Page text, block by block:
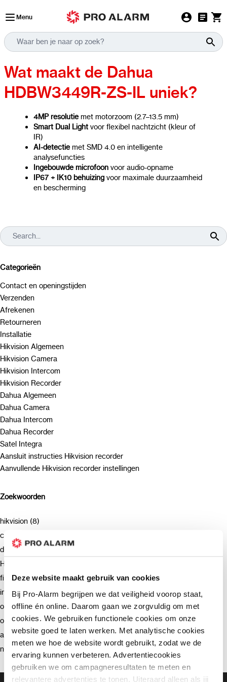
Deze website maakt gebruik van cookies
Bij Pro-Alarm begrijpen we dat veiligheid voorop staat,
offline én online. Daarom gaan we zorgvuldig om met
cookies. We gebruiken functionele cookies om onze
website goed te laten werken. Met analytische cookies
meten we hoe de website wordt gebruikt, zodat we de
ervaring kunnen verbeteren. Advertentiecookies
gebruiken we om campagneresultaten te meten en
relevantere advertenties te tonen. Uiteraard alleen als jij
Menu
Wat maakt de Dahua
HDBW3449R-ZS-IL uniek?
4MP resolutiemet motorzoom (2.7–13.5 mm)
Smart Dual Light voor flexibel nachtzicht (kleur of
IR)
AI-detectiemet SMD 4.0 en intelligente
analysefuncties
Ingebouwde microfoon voor audio-opname
IP67 + IK10 behuizing voor maximale duurzaamheid
en bescherming
Categorieën
Contact en openingstijden
Verzenden
Afrekenen
Retourneren
Installatie
Hikvision Algemeen
Hikvision Camera
Hikvision Intercom
Hikvision Recorder
Dahua Algemeen
Dahua Camera
Dahua Intercom
Dahua Recorder
Satel Integra
Aansluit instructies Hikvision recorder
Aanvullende Hikvision recorder instellingen
Zoekwoorden
hikvision (8)
camera (7)
deurbel (4)
Hikvision (3)
firmware (3)
installatie (2)
ondersteuning (2)
opnemen (2)
advies (2)
netwerkrecorder (2)